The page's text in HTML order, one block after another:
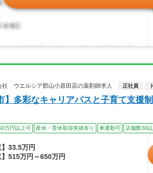
社 ウエルシア郡山小原田店の薬剤師求人
正社員
】多彩なキャリアパスと子育て支援
万円以上可 産休・育休取得実績有り 車通勤可 店舗数30
】33.5万円
】515万円～650万円